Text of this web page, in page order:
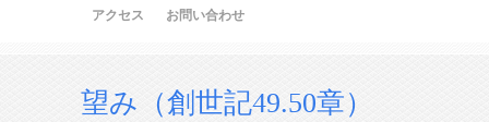
アクセス お問い合わせ
望み（創世記49.50章）